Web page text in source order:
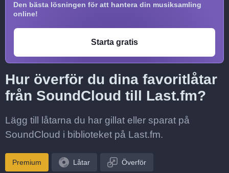
Den bästa lösningen för att hantera din musiksamling
online!
Starta gratis
Hur överför du dina favoritlåtar
från SoundCloud till Last.fm?
Lägg till låtarna du har gillat eller sparat på
SoundCloud i biblioteket på Last.fm.
Premium Låtar Överför